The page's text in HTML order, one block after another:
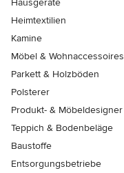
Hausgeräte
Heimtextilien
Kamine
Möbel & Wohnaccessoires
Parkett & Holzböden
Polsterer
Produkt- & Möbeldesigner
Teppich & Bodenbeläge
Baustoffe
Entsorgungsbetriebe